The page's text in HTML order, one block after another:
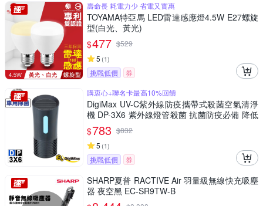
壽命長 耗電力少 省電又實惠
TOYAMA特亞馬 LED雷達感應燈4.5W E27螺旋
型(白光、黃光)
$477 $529
5 (1)
挑戰低價
券
購衷心+聯名卡最高10%回饋
DigiMax UV-C紫外線防疫攜帶式殺菌空氣清淨
機 DP-3X6 紫外線燈管殺菌 抗菌防疫必備 降低
感染機率
$783 $832
5 (1)
挑戰低價 券
SHARP夏普 RACTIVE Air 羽量級無線快充吸塵
器 夜空黑 EC-SR9TW-B